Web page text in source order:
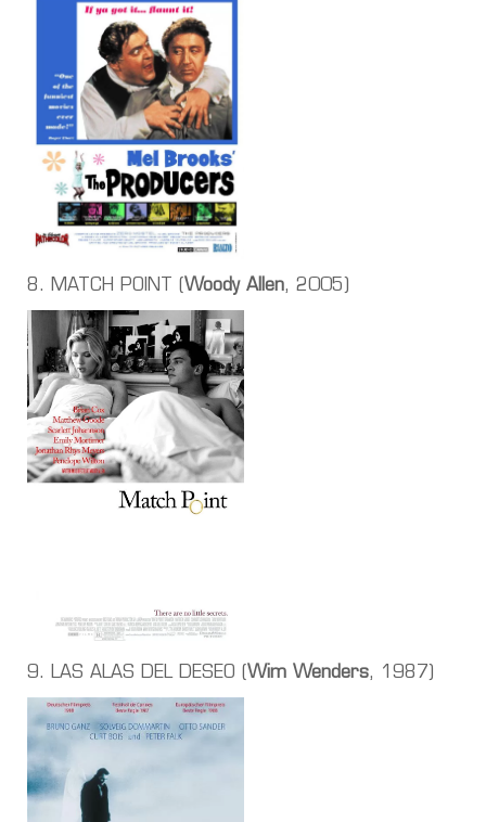
8. MATCH POINT ( Woody Allen, 2005)
9. LAS ALAS DEL DESEO ( Wim Wenders, 1987)